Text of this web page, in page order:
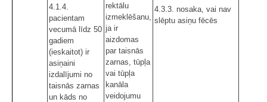
4.1.4.
pacientam
vecumā līdz 50
gadiem
(ieskaitot) ir
asiņaini
izdalījumi no
taisnās zarnas
un kāds no
rektālu
izmeklēšanu,
ja ir
aizdomas
par taisnās
zarnas, tūpļa
vai tūpļa
kanāla
veidojumu
4.3.3. nosaka, vai nav
slēptu asiņu fēcēs